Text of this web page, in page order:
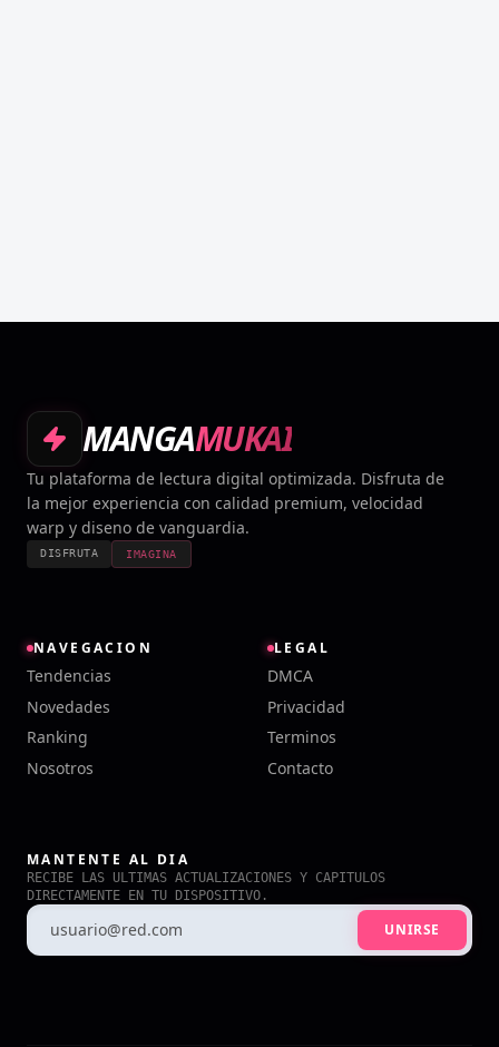
MANGAMUKAI
Tu plataforma de lectura digital optimizada. Disfruta de
la mejor experiencia con calidad premium, velocidad
warp y diseno de vanguardia.
DISFRUTA IMAGINA
NAVEGACION
Tendencias
Novedades
Ranking
Nosotros
LEGAL
DMCA
Privacidad
Terminos
Contacto
MANTENTE AL DIA
RECIBE LAS ULTIMAS ACTUALIZACIONES Y CAPITULOS
DIRECTAMENTE EN TU DISPOSITIVO.
UNIRSE